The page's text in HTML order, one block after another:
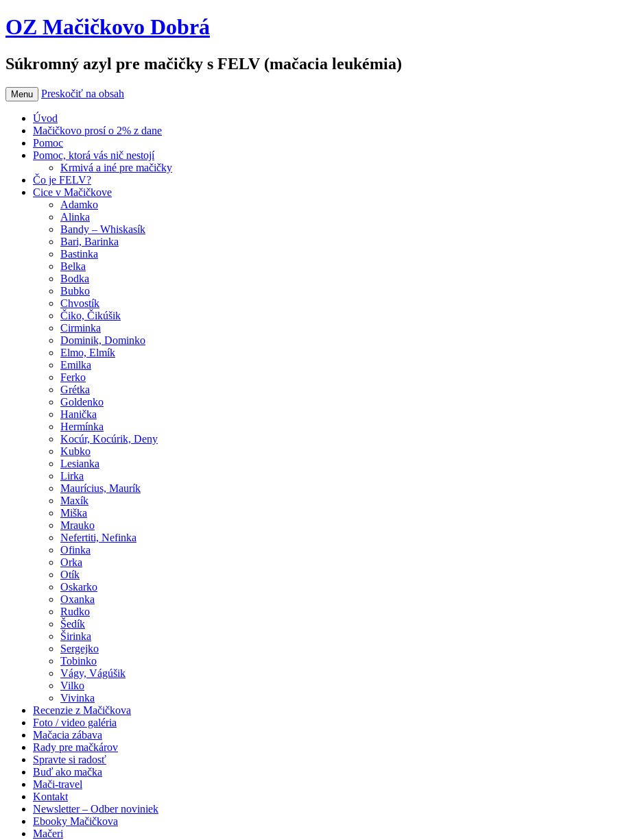
OZ Mačičkovo Dobrá
Súkromný azyl pre mačičky s FELV (mačacia leukémia)
Menu Preskočiť na obsah
Úvod
Mačičkovo prosí o 2% z dane
Pomoc
Pomoc, ktorá vás nič nestojí
Krmivá a iné pre mačičky
Čo je FELV?
Cice v Mačičkove
Adamko
Alinka
Bandy – Whiskasík
Bari, Barinka
Bastinka
Belka
Bodka
Bubko
Chvostík
Čiko, Čikúšik
Cirminka
Dominik, Dominko
Elmo, Elmík
Emilka
Ferko
Grétka
Goldenko
Hanička
Hermínka
Kocúr, Kocúrik, Deny
Kubko
Lesianka
Lirka
Maurícius, Maurík
Maxík
Miška
Mrauko
Nefertiti, Nefinka
Ofinka
Orka
Otík
Oskarko
Oxanka
Rudko
Šedík
Širinka
Sergejko
Tobinko
Vágy, Vágúšik
Vilko
Vivinka
Recenzie z Mačičkova
Foto / video galéria
Mačacia zábava
Rady pre mačkárov
Spravte si radosť
Buď ako mačka
Mači-travel
Kontakt
Newsletter – Odber noviniek
Ebooky Mačičkova
Mačeri